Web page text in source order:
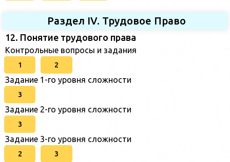
Раздел IV. Трудовое Право
12. Понятие трудового права
Контрольные вопросы и задания
1 2
Задание 1-го уровня сложности
3
Задание 2-го уровня сложности
3
Задание 3-го уровня сложности
2 3